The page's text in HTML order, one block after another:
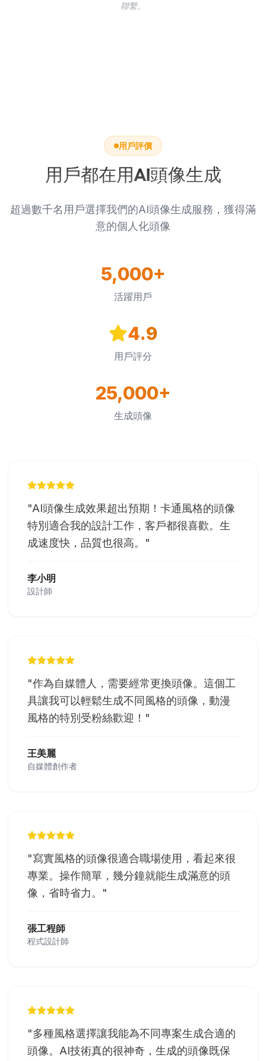
聯繫。
用戶評價
用戶都在用AI頭像生成
超過數千名用戶選擇我們的AI頭像生成服務，獲得滿
意的個人化頭像
5,000+
活躍用戶
4.9
用戶評分
25,000+
生成頭像
"AI頭像生成效果超出預期！卡通風格的頭像
特別適合我的設計工作，客戶都很喜歡。生
成速度快，品質也很高。
"
李小明
設計師
"作為自媒體人，需要經常更換頭像。這個工
具讓我可以輕鬆生成不同風格的頭像，動漫
風格的特別受粉絲歡迎！ "
王美麗
自媒體創作者
"寫實風格的頭像很適合職場使用，看起來很
專業。操作簡單，幾分鐘就能生成滿意的頭
像，省時省力。
"
張工程師
程式設計師
"多種風格選擇讓我能為不同專案生成合適的
頭像。AI技術真的很神奇，生成的頭像既保